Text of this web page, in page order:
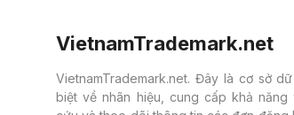
VietnamTrademark.net
VietnamTrademark.net. Đây là cơ sở
biệt về nhãn hiệu, cung cấp khả năng